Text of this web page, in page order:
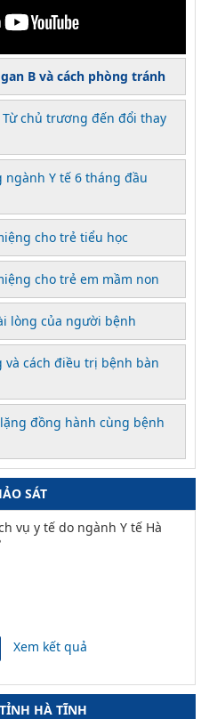
B và cách phòng tránh
chủ trương đến đổi thay
ngành Y tế 6 tháng đầu
cho trẻ tiểu học
cho trẻ em mầm non
lòng của người bệnh
cách điều trị bệnh bàn
đồng hành cùng bệnh
SÁT
vụ y tế do ngành Y tế Hà
Xem kết quả
HÀ TĨNH